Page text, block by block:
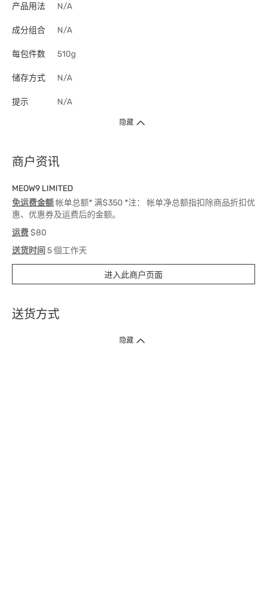
产品用法 N/A
成分组合 N/A
每包件数 510g
储存方式 N/A
提示 N/A
隐藏
商户资讯
MEOW9 LIMITED
免运费金额帐单总额* 满$350 *注： 帐单净总额指扣除商品折扣优
惠、优惠券及运费后的金额。
运费$80
送货时间 5 個工作天
进入此商户页面
送货方式
1. 送货到府（受卫生署条例规管产品除外 ）
隐藏